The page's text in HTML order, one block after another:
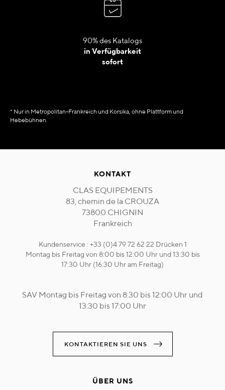
90% des Katalogs
in Verfügbarkeit
sofort
* Nur in Metropolitan-Frankreich und Korsika, ohne Plattform und
Hebebühnen.
KONTAKT
CLAS EQUIPEMENTS
83, chemin de la CROUZA
73800 CHIGNIN
Frankreich
Kundenservice : +33 (0)4 79 72 62 22 Drücken 1
Montag bis Freitag von 8:00 bis 12:00 Uhr und 13:30 bis
17:30 Uhr (16:30 Uhr am Freitag)
SAV Montag bis Freitag von 8:30 bis 12:00 Uhr und
13:30 bis 17:00 Uhr
KONTAKTIEREN SIE UNS
ÜBER UNS